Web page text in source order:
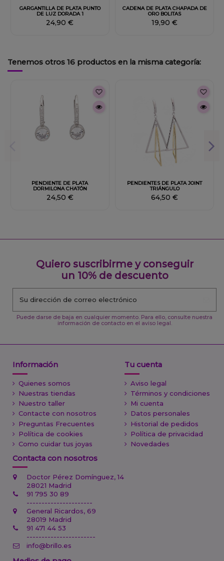
GARGANTILLA DE PLATA PUNTO
DE LUZ DORADA 1
24,90 €
CADENA DE PLATA CHAPADA DE
ORO BOLITAS
19,90 €
Tenemos otros 16 productos en la misma categoría:
PENDIENTE DE PLATA
DORMILONA CHATÓN
24,50 €
PENDIENTES DE PLATA JOINT
TRIÁNGULO
64,50 €
Quiero suscribirme y conseguir
un 10% de descuento
Puede darse de baja en cualquier momento. Para ello, consulte nuestra
información de contacto en el aviso legal.
Información
Quienes somos
Nuestras tiendas
Nuestro taller
Contacte con nosotros
Preguntas Frecuentes
Política de cookies
Como cuidar tus joyas
Tu cuenta
Aviso legal
Términos y condiciones
Mi cuenta
Datos personales
Historial de pedidos
Política de privacidad
Novedades
Contacta con nosotros
Doctor Pérez Domínguez, 14
28021 Madrid
91 795 30 89
----------------------
General Ricardos, 69
28019 Madrid
91 471 44 53
-----------------------
info@brillo.es